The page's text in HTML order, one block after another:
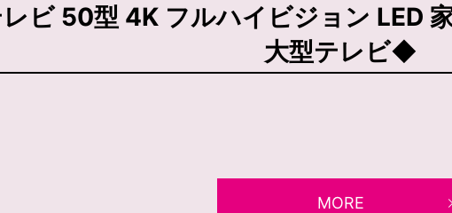
ビ 50型 4K フルハイビジョン LED
大型テレビ◆
MORE